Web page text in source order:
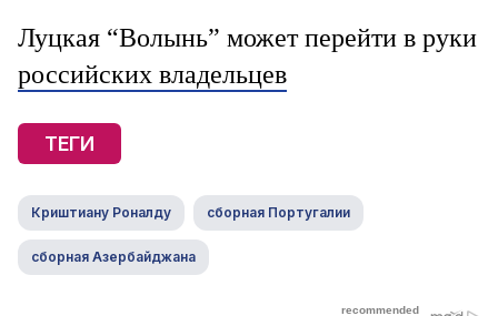
Луцкая “Волынь” может перейти в руки
российских владельцев
ТЕГИ
Криштиану Роналду сборная Португалии
сборная Азербайджана